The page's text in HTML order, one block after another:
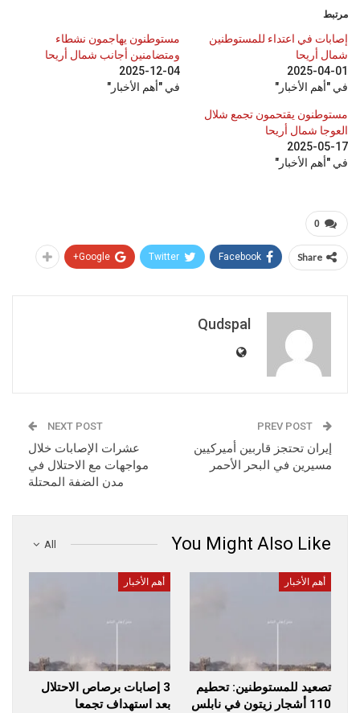
مرتبط
إصابات في اعتداء للمستوطنين
شمال أريحا
2025-04-01
في "أهم الأخبار"
مستوطنون يهاجمون نشطاء
ومتضامنين أجانب شمال أريحا
2025-12-04
في "أهم الأخبار"
مستوطنون يقتحمون تجمع شلال
العوجا شمال أريحا
2025-05-17
في "أهم الأخبار"
0
Share
Facebook
Twitter
Google+
Qudspal
إيران تحتجز قاربين أميركيين
مسيرين في البحر الأحمر
NEXT POST
عشرات الإصابات خلال
مواجهات مع الاحتلال في
مدن الضفة المحتلة
All You Might Also Like
أهم الأخبار
تصعيد للمستوطنين: تحطيم
110 أشجار زيتون في نابلس
أهم الأخبار
3 إصابات برصاص الاحتلال
بعد استهداف تجمعا